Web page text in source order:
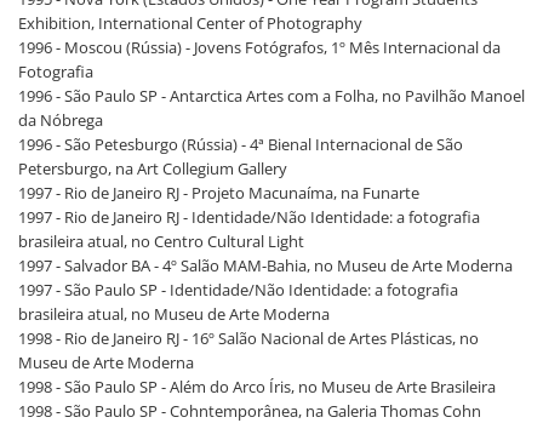
Exhibition, International Center of Photography
1996 - Moscou (Rússia) - Jovens Fotógrafos, 1º Mês Internacional da
Fotografia
1996 - São Paulo SP - Antarctica Artes com a Folha, no Pavilhão Manoel
da Nóbrega
1996 - São Petesburgo (Rússia) - 4ª Bienal Internacional de São
Petersburgo, na Art Collegium Gallery
1997 - Rio de Janeiro RJ - Projeto Macunaíma, na Funarte
1997 - Rio de Janeiro RJ - Identidade/Não Identidade: a fotografia
brasileira atual, no Centro Cultural Light
1997 - Salvador BA - 4º Salão MAM-Bahia, no Museu de Arte Moderna
1997 - São Paulo SP - Identidade/Não Identidade: a fotografia
brasileira atual, no Museu de Arte Moderna
1998 - Rio de Janeiro RJ - 16º Salão Nacional de Artes Plásticas, no
Museu de Arte Moderna
1998 - São Paulo SP - Além do Arco Íris, no Museu de Arte Brasileira
1998 - São Paulo SP - Cohntemporânea, na Galeria Thomas Cohn